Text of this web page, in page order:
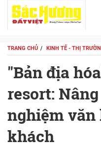
TRANG CHỦ KINH TẾ - THỊ
"Bản địa
resort:
nghiệm văn
khách